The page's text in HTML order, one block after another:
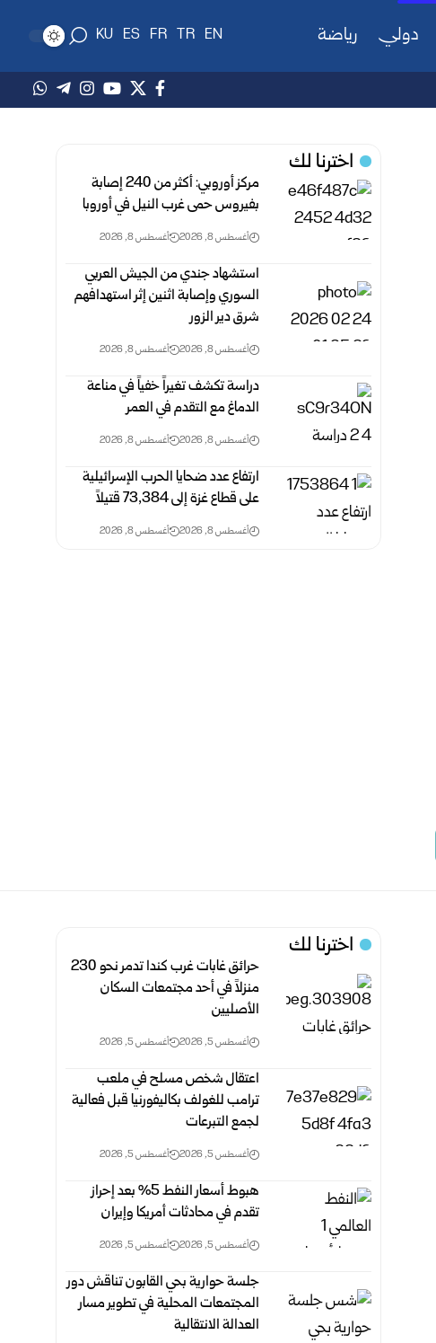
دولي رياضة EN
TR
FR
ES
KU
اخترنا لك
مركز أوروبي: أكثر من 240 إصابة
بفيروس حمى غرب النيل في أوروبا
أغسطس 8, 2026 أغسطس 8, 2026
استشهاد جندي من الجيش العربي
السوري وإصابة اثنين إثر ‏استهدافهم
شرق دير الزور ‏
أغسطس 8, 2026 أغسطس 8, 2026
دراسة تكشف تغيراً خفياً في مناعة
الدماغ مع التقدم في العمر
أغسطس 8, 2026 أغسطس 8, 2026
ارتفاع عدد ضحايا الحرب الإسرائيلية
على قطاع غزة ‏إلى 73,384 ‏قتيلاً‎ ‎
أغسطس 8, 2026 أغسطس 8, 2026
اخترنا لك
حرائق غابات غرب كندا تدمر نحو 230
منزلاً في أحد مجتمعات السكان
الأصليين
أغسطس 5, 2026 أغسطس 5, 2026
اعتقال شخص مسلح في ملعب
ترامب للغولف بكاليفورنيا قبل فعالية
لجمع التبرعات
أغسطس 5, 2026 أغسطس 5, 2026
هبوط أسعار النفط 5% بعد إحراز
تقدم في محادثات أمريكا وإيران
أغسطس 5, 2026 أغسطس 5, 2026
جلسة حوارية بحي القابون تناقش دور
المجتمعات المحلية في تطوير مسار
العدالة الانتقالية